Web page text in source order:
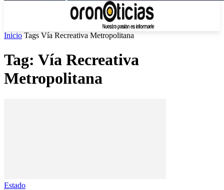
Inicio Tags Vía Recreativa Metropolitana
Tag: Vía Recreativa
Metropolitana
Estado